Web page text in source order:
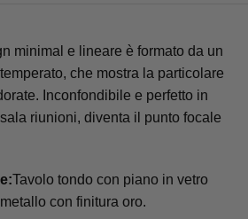
minimal e lineare è formato da un
che mostra la particolare
Inconfondibile e perfetto in
riunioni, diventa il punto focale
Tavolo tondo con piano in vetro
con finitura oro.